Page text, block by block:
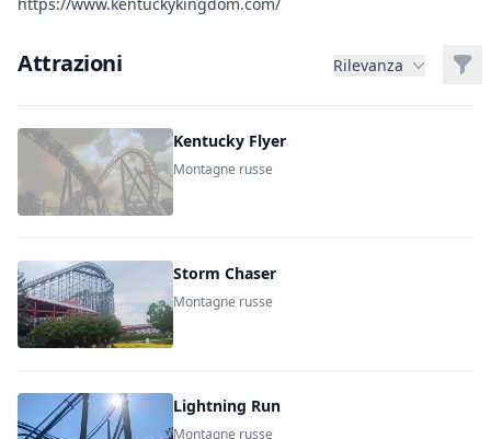
Attrazioni Rilevanza
Kentucky Flyer
Montagne russe
Storm Chaser
Montagne russe
Lightning Run
Montagne russe